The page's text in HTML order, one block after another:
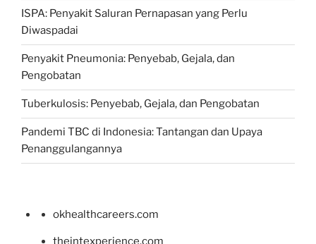
ISPA: Penyakit Saluran Pernapasan yang Perlu
Diwaspadai
Penyakit Pneumonia: Penyebab, Gejala, dan
Pengobatan
Tuberkulosis: Penyebab, Gejala, dan Pengobatan
Pandemi TBC di Indonesia: Tantangan dan Upaya
Penanggulangannya
okhealthcareers.com
theintexperience.com